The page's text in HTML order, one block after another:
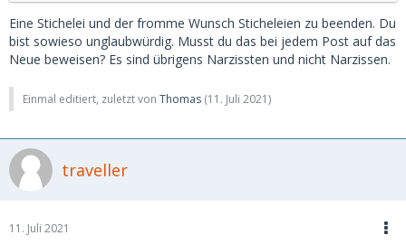
Eine Stichelei und der fromme Wunsch Sticheleien zu beenden. Du
bist sowieso unglaubwürdig. Musst du das bei jedem Post auf das
Neue beweisen? Es sind übrigens Narzissten und nicht Narzissen.
Einmal editiert, zuletzt von Thomas (11. Juli 2021)
traveller
11. Juli 2021